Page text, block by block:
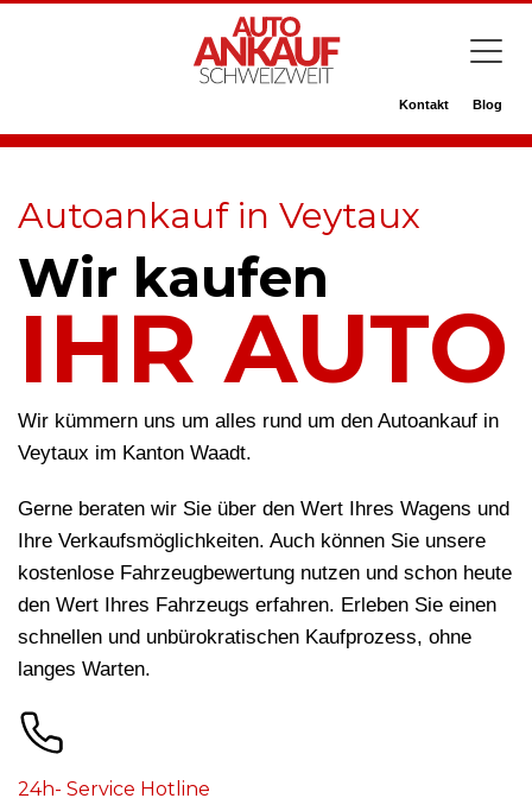
Kontakt Blog
Autoankauf in Veytaux
Wir kaufen
IHR AUTO
Wir kümmern uns um alles rund um den Autoankauf in
Veytaux im Kanton Waadt.
Gerne beraten wir Sie über den Wert Ihres Wagens und
Ihre Verkaufsmöglichkeiten. Auch können Sie unsere
kostenlose Fahrzeugbewertung nutzen und schon heute
den Wert Ihres Fahrzeugs erfahren. Erleben Sie einen
schnellen und unbürokratischen Kaufprozess, ohne
langes Warten.
24h- Service Hotline